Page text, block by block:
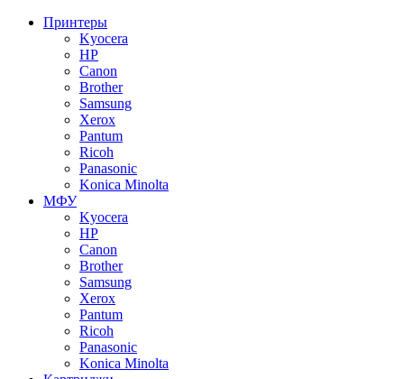
Принтеры
Kyocera
HP
Canon
Brother
Samsung
Xerox
Pantum
Ricoh
Panasonic
Konica Minolta
МФУ
Kyocera
HP
Canon
Brother
Samsung
Xerox
Pantum
Ricoh
Panasonic
Konica Minolta